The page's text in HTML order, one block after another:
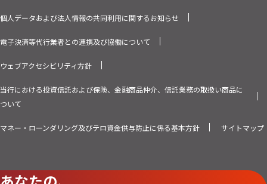
個人データおよび法人情報の共同利用に関するお知らせ
電子決済等代行業者との連携及び協働について
ウェブアクセシビリティ方針
当行における投資信託および保険、金融商品仲介、信託業務の取扱い商品に
ついて
マネー・ローンダリング及びテロ資金供与防止に係る基本方針 サイトマップ